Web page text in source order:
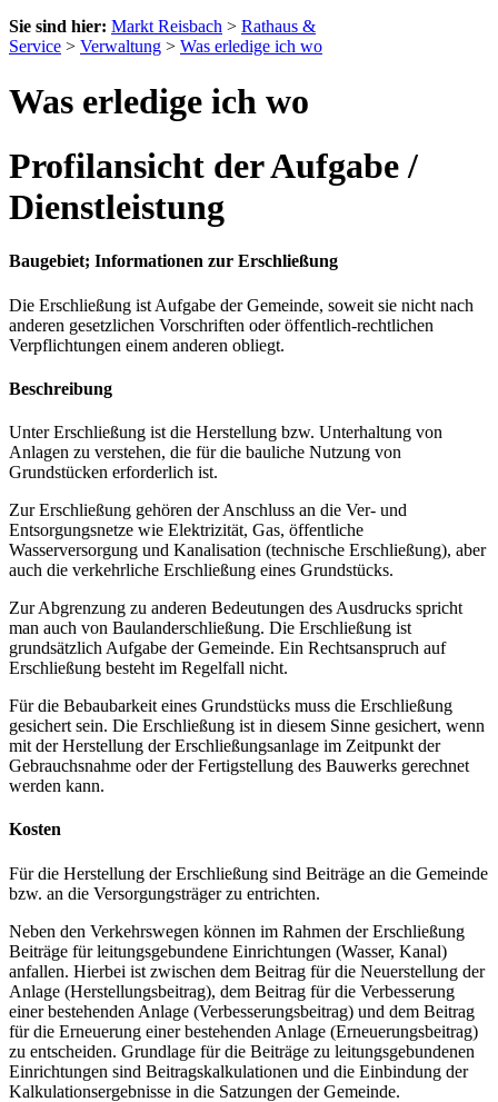
Sie sind hier: Markt Reisbach > Rathaus &
Service > Verwaltung > Was erledige ich wo
Was erledige ich wo
Profilansicht der Aufgabe /
Dienstleistung
Baugebiet; Informationen zur Erschließung
Die Erschließung ist Aufgabe der Gemeinde, soweit sie nicht nach
anderen gesetzlichen Vorschriften oder öffentlich-rechtlichen
Verpflichtungen einem anderen obliegt.
Beschreibung
Unter Erschließung ist die Herstellung bzw. Unterhaltung von
Anlagen zu verstehen, die für die bauliche Nutzung von
Grundstücken erforderlich ist.
Zur Erschließung gehören der Anschluss an die Ver- und
Entsorgungsnetze wie Elektrizität, Gas, öffentliche
Wasserversorgung und Kanalisation (technische Erschließung), aber
auch die verkehrliche Erschließung eines Grundstücks.
Zur Abgrenzung zu anderen Bedeutungen des Ausdrucks spricht
man auch von Baulanderschließung. Die Erschließung ist
grundsätzlich Aufgabe der Gemeinde. Ein Rechtsanspruch auf
Erschließung besteht im Regelfall nicht.
Für die Bebaubarkeit eines Grundstücks muss die Erschließung
gesichert sein. Die Erschließung ist in diesem Sinne gesichert, wenn
mit der Herstellung der Erschließungsanlage im Zeitpunkt der
Gebrauchsnahme oder der Fertigstellung des Bauwerks gerechnet
werden kann.
Kosten
Für die Herstellung der Erschließung sind Beiträge an die Gemeinde
bzw. an die Versorgungsträger zu entrichten.
Neben den Verkehrswegen können im Rahmen der Erschließung
Beiträge für leitungsgebundene Einrichtungen (Wasser, Kanal)
anfallen. Hierbei ist zwischen dem Beitrag für die Neuerstellung der
Anlage (Herstellungsbeitrag), dem Beitrag für die Verbesserung
einer bestehenden Anlage (Verbesserungsbeitrag) und dem Beitrag
für die Erneuerung einer bestehenden Anlage (Erneuerungsbeitrag)
zu entscheiden. Grundlage für die Beiträge zu leitungsgebundenen
Einrichtungen sind Beitragskalkulationen und die Einbindung der
Kalkulationsergebnisse in die Satzungen der Gemeinde.